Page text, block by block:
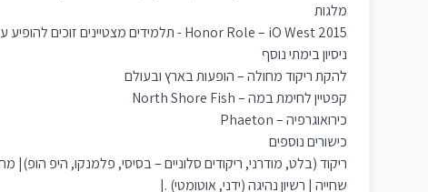
מלגות
2015 Honor Role – iO West - תלמידים מצטיינים זוכים להופיע על הבמה המרכזית בה מופיעים שחקנים קומיים מובילים (אריק סטונסטריט – משפחה מודרנית, ג'ק מקברייר – 30 רוק ועוד...)
ניסיון בימתי נוסף
להקת ריקוד מחולה – הופעות בארץ ובעולם
קפטיין לחימת במה – North Shore Fish
כירואוגרפיה – Phaeton
כישורים נוספים
ריקוד (בלט, מודרני, ריקודים סלוניים – בסיסי, פלמנקו, היפ
שחייה | רשיון נהיגה (ידני, אוטומטי) .|